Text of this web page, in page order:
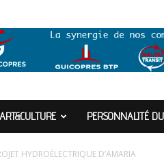
ART&CULTURE PERSONNALITÉ
HYDROÉLECTRIQUE D’AMARIA